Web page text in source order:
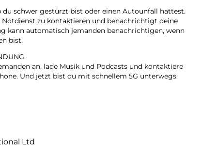
du schwer gestürzt bist oder einen Autounfall hattest.
zu kontaktieren und benachrichtigt deine
kann automatisch jemanden benachrichtigen, wenn
bist.
an, lade Musik und Podcasts und kontaktiere
Und jetzt bist du mit schnellem 5G unterwegs
Ltd